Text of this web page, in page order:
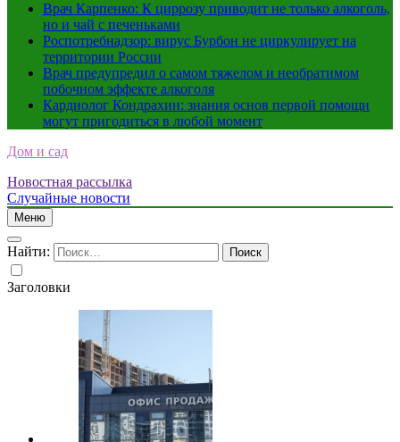
Врач Карпенко: К циррозу приводит не только алкоголь,
но и чай с печеньками
Роспотребнадзор: вирус Бурбон не циркулирует на
территории России
Врач предупредил о самом тяжелом и необратимом
побочном эффекте алкоголя
Кардиолог Кондрахин: знания основ первой помощи
могут пригодиться в любой момент
Дом и сад
Новостная рассылка
Случайные новости
Меню
Найти:
Заголовки